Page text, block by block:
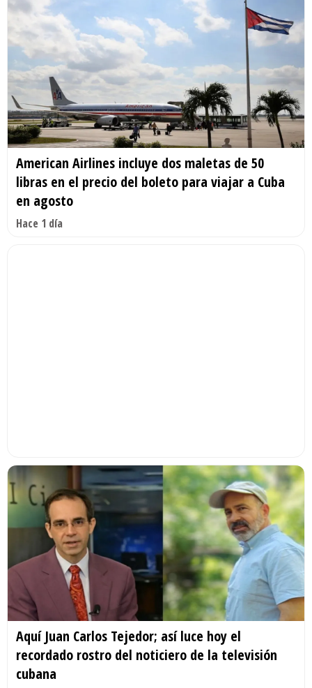
American Airlines incluye dos maletas de 50
libras en el precio del boleto para viajar a Cuba
en agosto
Hace 1 día
Aquí Juan Carlos Tejedor; así luce hoy el
recordado rostro del noticiero de la televisión
cubana